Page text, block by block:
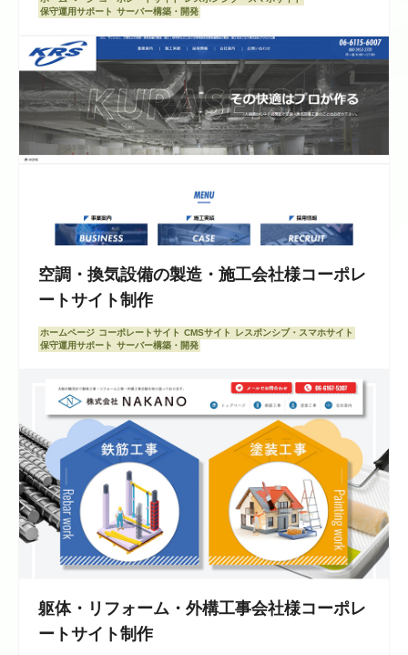
保守運用サポート サーバー構築・開発
空調・換気設備の製造・施工会社様コーポレ
ートサイト制作
ホームページ コーポレートサイト CMSサイト
レスポンシブ・スマホサイト
保守運用サポート サーバー構築・開発
躯体・リフォーム・外構工事会社様コーポレ
ートサイト制作